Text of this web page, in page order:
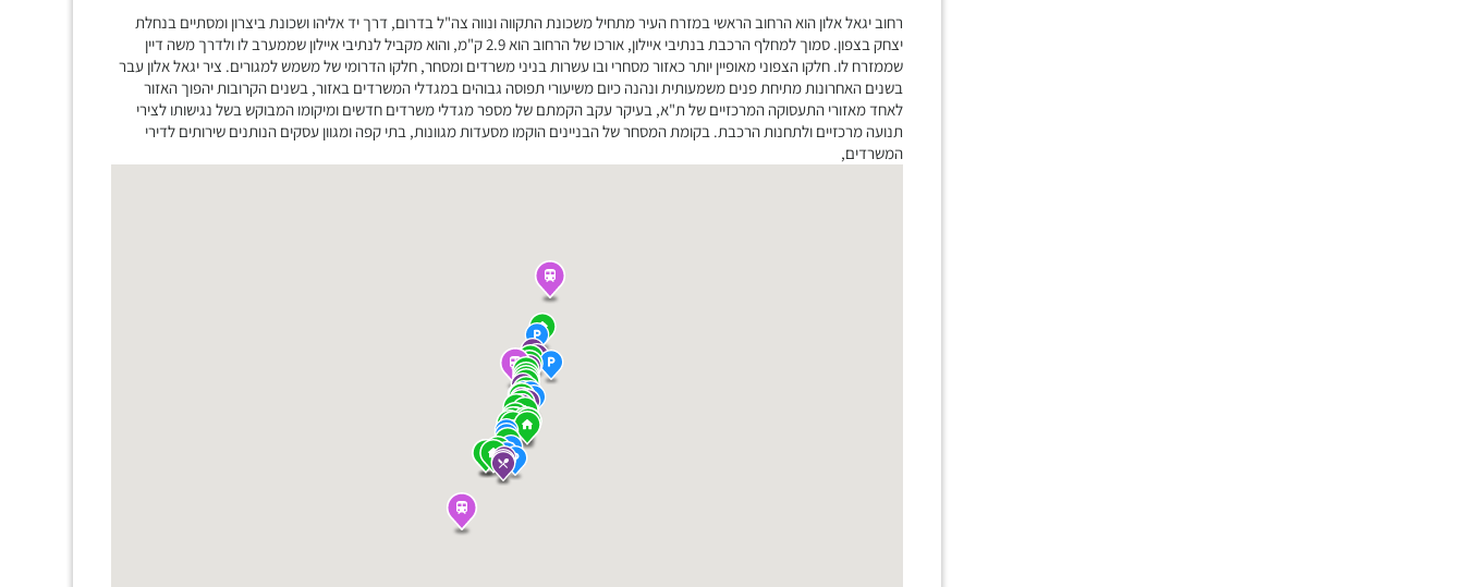
רחוב יגאל אלון הוא הרחוב הראשי במזרח העיר מתחיל משכונת התקווה ונווה צה"ל בדרום, דרך יד אליהו ושכונת ביצרון ומסתיים בנחלת
יצחק בצפון. סמוך למחלף הרכבת בנתיבי איילון, אורכו של הרחוב הוא 2.9 ק"מ, והוא מקביל לנתיבי איילון שממערב לו ולדרך משה דיין
שממזרח לו. חלקו הצפוני מאופיין יותר כאזור מסחרי ובו עשרות בניני משרדים ומסחר, חלקו הדרומי של משמש למגורים. ציר יגאל אלון עבר
בשנים האחרונות מתיחת פנים משמעותית ונהנה כיום משיעורי תפוסה גבוהים במגדלי המשרדים באזור, בשנים הקרובות יהפוך האזור
לאחד מאזורי התעסוקה המרכזיים של ת"א, בעיקר עקב הקמתם של מספר מגדלי משרדים חדשים ומיקומו המבוקש בשל נגישותו לצירי
תנועה מרכזיים ולתחנות הרכבת. בקומת המסחר של הבניינים הוקמו מסעדות מגוונות, בתי קפה ומגוון עסקים הנותנים שירותים לדירי
המשרדים,